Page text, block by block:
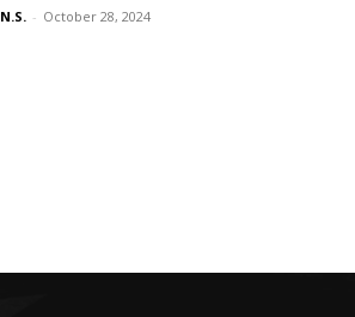
N.S. - October 28, 2024